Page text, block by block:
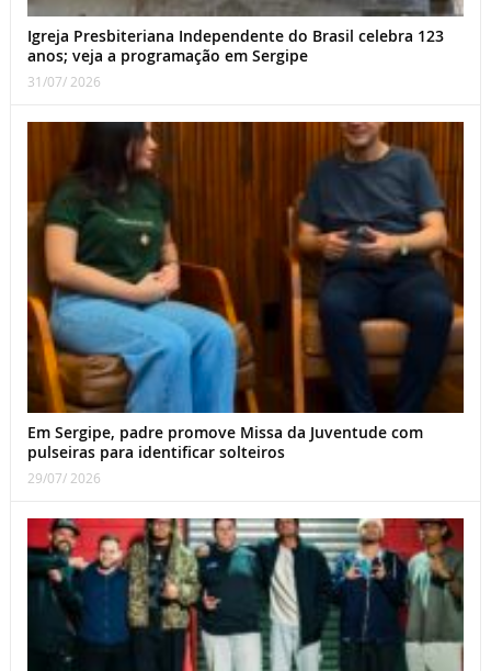
Igreja Presbiteriana Independente do Brasil celebra 123
anos; veja a programação em Sergipe
31/07/ 2026
Em Sergipe, padre promove Missa da Juventude com
pulseiras para identificar solteiros
29/07/ 2026